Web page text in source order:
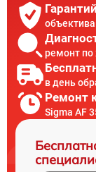
ремонт
в день
Ремонт
Sigma AF